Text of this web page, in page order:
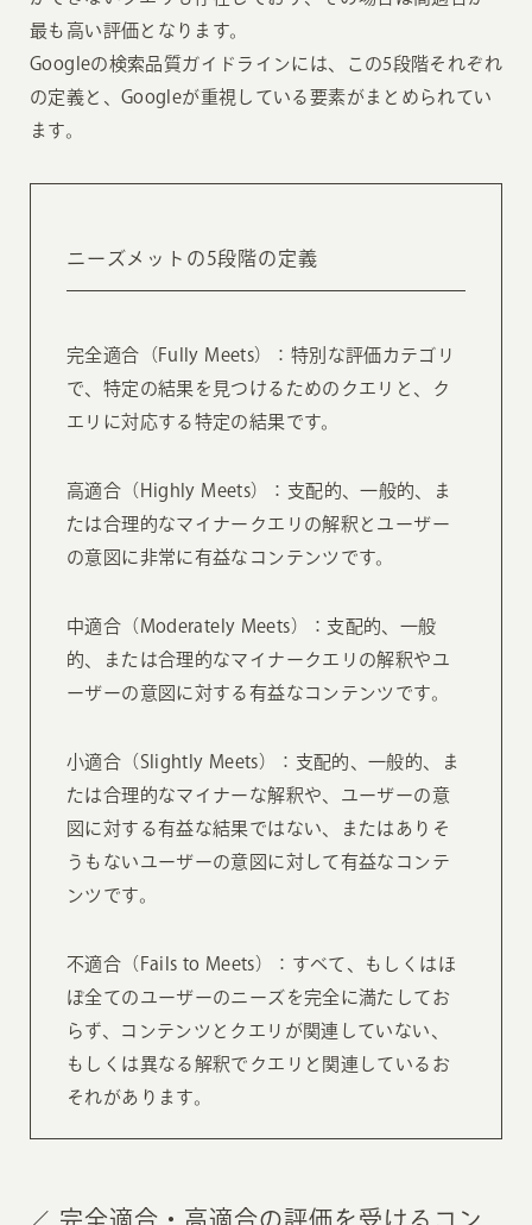
最も高い評価となります。
Googleの検索品質ガイドラインには、この5段階それぞれ
の定義と、Googleが重視している要素がまとめられてい
ます。
ニーズメットの5段階の定義
完全適合（Fully Meets）：特別な評価カテゴリ
で、特定の結果を見つけるためのクエリと、ク
エリに対応する特定の結果です。
高適合（Highly Meets）：支配的、一般的、ま
たは合理的なマイナークエリの解釈とユーザー
の意図に非常に有益なコンテンツです。
中適合（Moderately Meets）：支配的、一般
的、または合理的なマイナークエリの解釈やユ
ーザーの意図に対する有益なコンテンツです。
小適合（Slightly Meets）：支配的、一般的、ま
たは合理的なマイナーな解釈や、ユーザーの意
図に対する有益な結果ではない、またはありそ
うもないユーザーの意図に対して有益なコンテ
ンツです。
不適合（Fails to Meets）：すべて、もしくはほ
ぼ全てのユーザーのニーズを完全に満たしてお
らず、コンテンツとクエリが関連していない、
もしくは異なる解釈でクエリと関連しているお
それがあります。
完全適合・高適合の評価を受けるコン